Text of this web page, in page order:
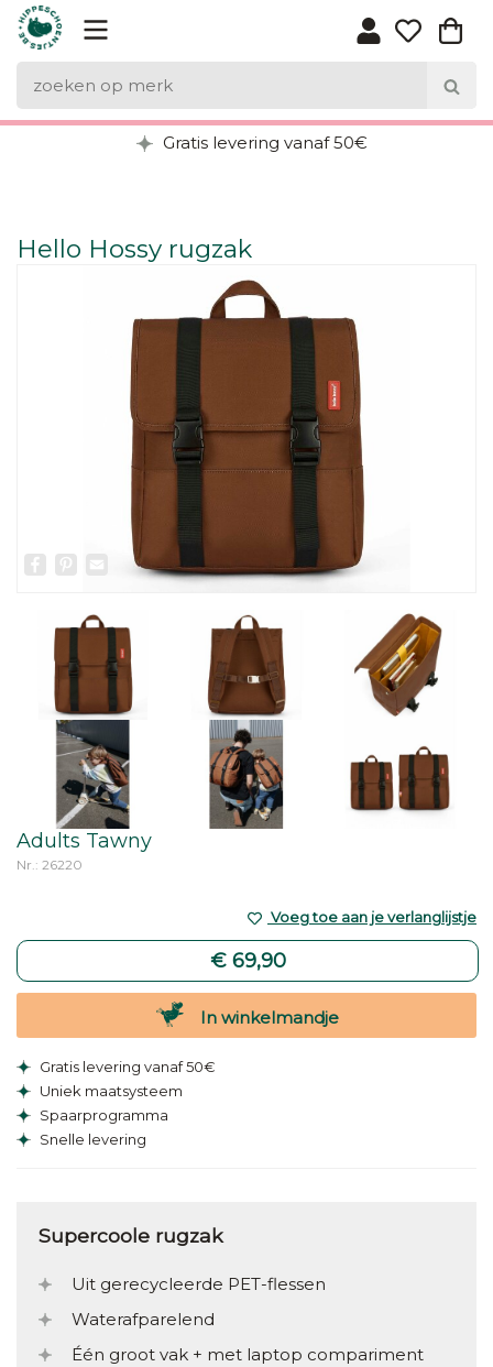
Gratis levering vanaf 50€
Hello Hossy rugzak
FacebookPinterest
Email
Adults Tawny
Nr.: 26220
€ 69,90
Voeg toe aan je verlanglijstje
In winkelmandje
Gratis levering vanaf 50€
Uniek maatsysteem
Spaarprogramma
Snelle levering
Supercoole rugzak
Uit gerecycleerde PET-flessen
Waterafparelend
Één groot vak + met laptop compariment